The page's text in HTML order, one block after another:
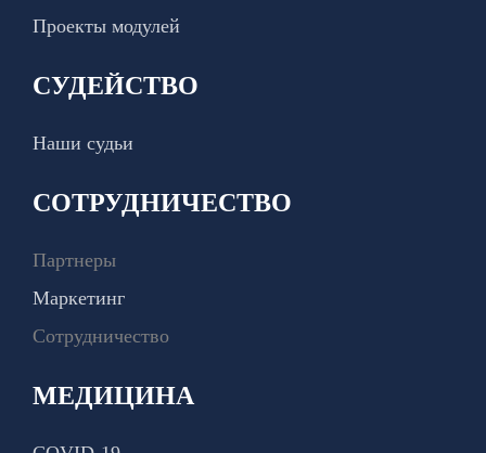
Проекты модулей
СУДЕЙСТВО
Наши судьи
СОТРУДНИЧЕСТВО
Партнеры
Маркетинг
Сотрудничество
МЕДИЦИНА